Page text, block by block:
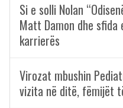
Si e solli Nolan
Matt Damon dhe
karrierës
Virozat mbushin
vizita në ditë, fëmijët